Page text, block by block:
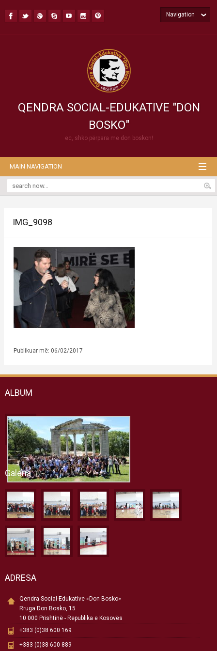
QENDRA SOCIAL-EDUKATIVE "DON
BOSKO"
ec, shko përpara me don boskon!
Navigation
MAIN NAVIGATION
IMG_9098
Publikuar më: 06/02/2017
ALBUM
Galeria
ADRESA
Qendra Social-Edukative «Don Bosko»
Rruga Don Bosko, 15
10 000 Prishtinë - Republika e Kosovës
+383 (0)38 600 169
+383 (0)38 600 889